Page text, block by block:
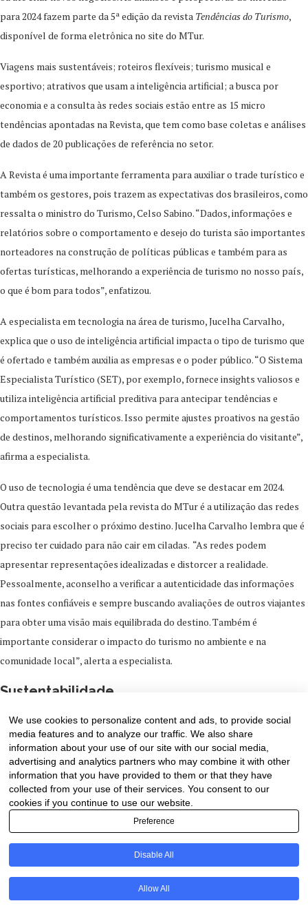
para 2024 fazem parte da 5ª edição da revista Tendências do Turismo,
disponível de forma eletrônica no site do MTur.
Viagens mais sustentáveis; roteiros flexíveis; turismo musical e
esportivo; atrativos que usam a inteligência artificial; a busca por
economia e a consulta às redes sociais estão entre as 15 micro
tendências apontadas na Revista, que tem como base coletas e análises
de dados de 20 publicações de referência no setor.
A Revista é uma importante ferramenta para auxiliar o trade turístico e
também os gestores, pois trazem as expectativas dos brasileiros, como
ressalta o ministro do Turismo, Celso Sabino. “Dados, informações e
relatórios sobre o comportamento e desejo do turista são importantes
norteadores na construção de políticas públicas e também para as
ofertas turísticas, melhorando a experiência de turismo no nosso país,
o que é bom para todos”, enfatizou.
A especialista em tecnologia na área de turismo, Jucelha Carvalho,
explica que o uso de inteligência artificial impacta o tipo de turismo que
é ofertado e também auxilia as empresas e o poder público. “O Sistema
Especialista Turístico (SET), por exemplo, fornece insights valiosos e
utiliza inteligência artificial preditiva para antecipar tendências e
comportamentos turísticos. Isso permite ajustes proativos na gestão
de destinos, melhorando significativamente a experiência do visitante”,
afirma a especialista.
O uso de tecnologia é uma tendência que deve se destacar em 2024.
Outra questão levantada pela revista do MTur é a utilização das redes
sociais para escolher o próximo destino. Jucelha Carvalho lembra que é
preciso ter cuidado para não cair em ciladas. “As redes podem
apresentar representações idealizadas e distorcer a realidade.
Pessoalmente, aconselho a verificar a autenticidade das informações
nas fontes confiáveis e sempre buscando avaliações de outros viajantes
para obter uma visão mais equilibrada do destino. Também é
importante considerar o impacto do turismo no ambiente e na
comunidade local”, alerta a especialista.
Sustentabilidade
A procura por viagens mais sustentáveis já tendência no mundo e em
2024 promete movimentar ainda mais o turismo brasileiro! Segundo a
revista, a busca por alojamentos ecologicamente conscientes e
passeios na natureza estão no topo das buscas dos visitantes no Brasil.
Adotar práticas sustentáveis pode enriquecer a viagem, permitindo uma
conexão mais autêntica e respeitosa com a natureza e as culturas
locais, com explica a Jucelha Carvalho. “Essas experiências tendem a
ser mais gratificantes e memoráveis, especialmente para aqueles que
buscam um significado mais profundo em suas viagens”, enfatiza.
We use cookies to personalize content and ads, to provide social
media features and to analyze our traffic. We also share
information about your use of our site with our social media,
advertising and analytics partners who may combine it with other
information that you have provided to them or that they have
collected from your use of their services. You consent to our
cookies if you continue to use our website.
Preference
Disable All
Allow All